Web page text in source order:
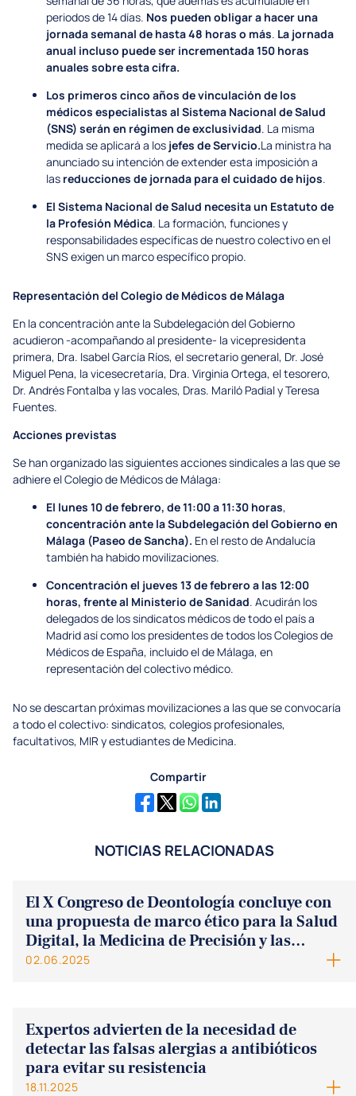
periodos de 14 días. Nos pueden obligar a hacer una
jornada semanal de hasta 48 horas o más. La jornada
anual incluso puede ser incrementada 150 horas
anuales sobre esta cifra.
Los primeros cinco años de vinculación de los
médicos especialistas al Sistema Nacional de Salud
(SNS) serán en régimen de exclusividad. La misma
medida se aplicará a los jefes de Servicio.La ministra ha
anunciado su intención de extender esta imposición a
las reducciones de jornada para el cuidado de hijos.
El Sistema Nacional de Salud necesita un Estatuto de
la Profesión Médica. La formación, funciones y
responsabilidades específicas de nuestro colectivo en el
SNS exigen un marco específico propio.
Representación del Colegio de Médicos de Málaga
En la concentración ante la Subdelegación del Gobierno
acudieron -acompañando al presidente- la vicepresidenta
primera, Dra. Isabel García Ríos, el secretario general, Dr. José
Miguel Pena, la vicesecretaría, Dra. Virginia Ortega, el tesorero,
Dr. Andrés Fontalba y las vocales, Dras. Mariló Padial y Teresa
Fuentes.
Acciones previstas
Se han organizado las siguientes acciones sindicales a las que se
adhiere el Colegio de Médicos de Málaga:
El lunes 10 de febrero, de 11:00 a 11:30 horas,
concentración ante la Subdelegación del Gobierno en
Málaga (Paseo de Sancha). En el resto de Andalucía
también ha habido movilizaciones.
Concentración el jueves 13 de febrero a las 12:00
horas, frente al Ministerio de Sanidad. Acudirán los
delegados de los sindicatos médicos de todo el país a
Madrid así como los presidentes de todos los Colegios de
Médicos de España, incluido el de Málaga, en
representación del colectivo médico.
No se descartan próximas movilizaciones a las que se convocaría
a todo el colectivo: sindicatos, colegios profesionales,
facultativos, MIR y estudiantes de Medicina.
Compartir
NOTICIAS RELACIONADAS
El X Congreso de Deontología concluye con
una propuesta de marco ético para la Salud
Digital, la Medicina de Precisión y las
Tecnologías Emergentes en Sanidad
02.06.2025
Expertos advierten de la necesidad de
detectar las falsas alergias a antibióticos
para evitar su resistencia
18.11.2025